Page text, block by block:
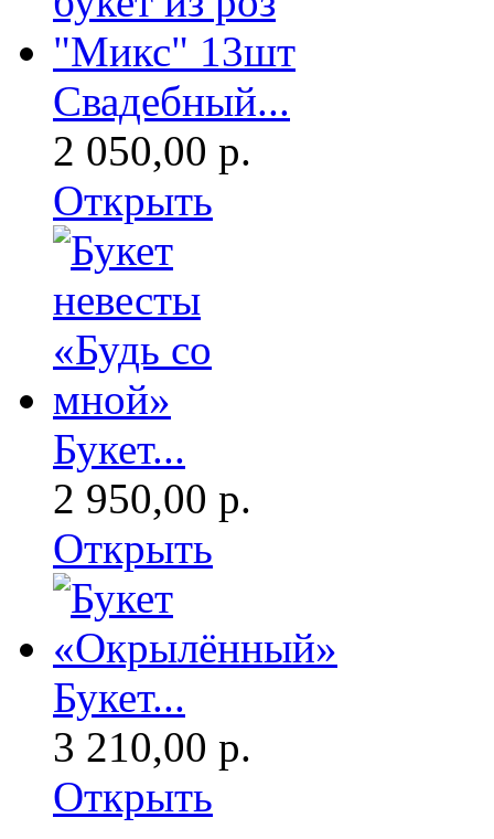
Свадебный...
2 050,00 р.
Открыть
Букет...
2 950,00 р.
Открыть
Букет...
3 210,00 р.
Открыть